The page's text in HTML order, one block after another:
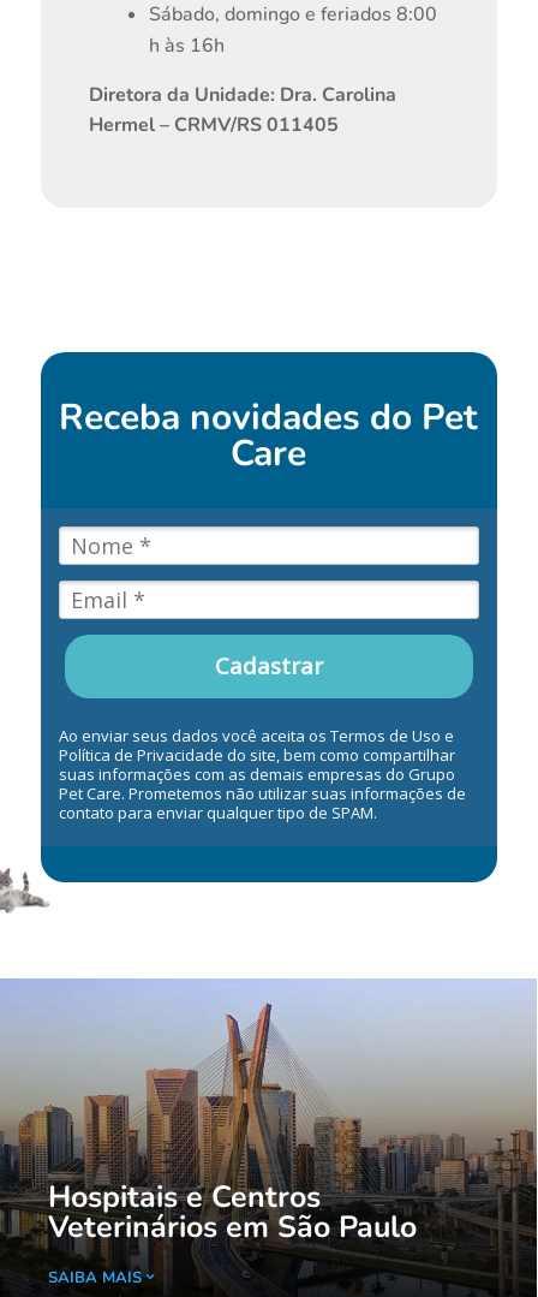
Sábado, domingo e feriados 8:00
h às 16h
Diretora da Unidade: Dra. Carolina
Hermel – CRMV/RS 011405
Receba novidades do Pet
Care
Cadastrar
Ao enviar seus dados você aceita os Termos de Uso e
Política de Privacidade do site, bem como compartilhar
suas informações com as demais empresas do Grupo
Pet Care. Prometemos não utilizar suas informações de
contato para enviar qualquer tipo de SPAM.
Hospitais e Centros
Veterinários em São Paulo
SAIBA MAIS